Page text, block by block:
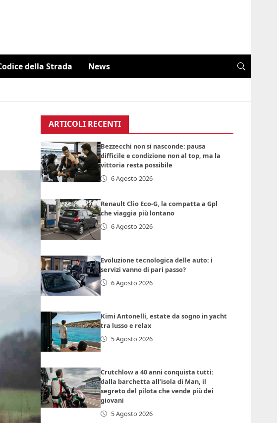
della Strada News
ARTICOLI RECENTI
Bezzecchi non si nasconde: pausa
difficile e condizione non al top, ma la
vittoria resta possibile
6 Agosto 2026
Renault Clio Eco-G, la compatta a Gpl
che viaggia più lontano
6 Agosto 2026
Evoluzione tecnologica delle auto: i
servizi vanno di pari passo?
6 Agosto 2026
Kimi Antonelli, estate da sogno in yacht
tra lusso e relax
5 Agosto 2026
Crutchlow a 40 anni conquista tutti:
dalla barchetta all’isola di Man, il
segreto del pilota che vende più dei
giovani
5 Agosto 2026